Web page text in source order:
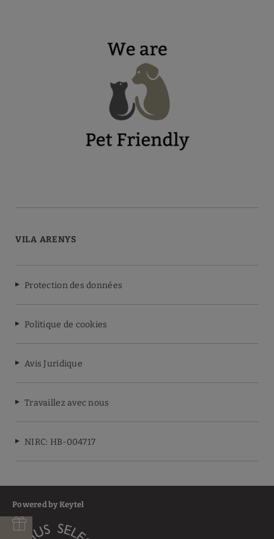
VILA ARENYS
Protection des données
Politique de cookies
Avis Juridique
Travaillez avec nous
NIRC: HB-004717
Powered by Keytel